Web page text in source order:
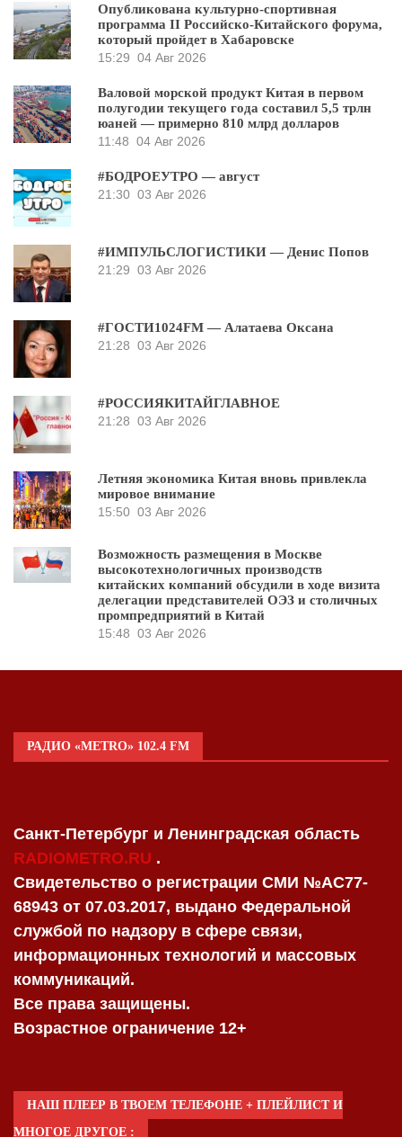
Опубликована культурно-спортивная
программа II Российско-Китайского форума,
который пройдет в Хабаровске
15:29 04 Авг 2026
Валовой морской продукт Китая в первом
полугодии текущего года составил 5,5 трлн
юаней — примерно 810 млрд долларов
11:48 04 Авг 2026
#БОДРОЕУТРО — август
21:30 03 Авг 2026
#ИМПУЛЬСЛОГИСТИКИ — Денис Попов
21:29 03 Авг 2026
#ГОСТИ1024FM — Алатаева Оксана
21:28 03 Авг 2026
#РОССИЯКИТАЙГЛАВНОЕ
21:28 03 Авг 2026
Летняя экономика Китая вновь привлекла
мировое внимание
15:50 03 Авг 2026
Возможность размещения в Москве
высокотехнологичных производств
китайских компаний обсудили в ходе визита
делегации представителей ОЭЗ и столичных
промпредприятий в Китай
15:48 03 Авг 2026
РАДИО «METRO» 102.4 FM
Санкт-Петербург и Ленинградская область
RADIOMETRO.RU .
Свидетельство о регистрации СМИ №AC77-
68943 от 07.03.2017, выдано Федеральной
службой по надзору в сфере связи,
информационных технологий и массовых
коммуникаций.
Все права защищены.
Возрастное ограничение 12+
НАШ ПЛЕЕР В ТВОЕМ ТЕЛЕФОНЕ + ПЛЕЙЛИСТ И
МНОГОЕ ДРУГОЕ :